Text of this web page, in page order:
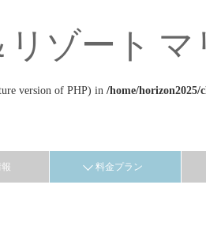
ゾート マ
version of PHP) in /home/
料金プラン